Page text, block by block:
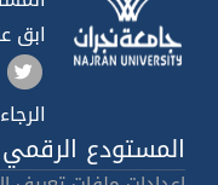
ابق
الرجاء
المستودع الرقمي